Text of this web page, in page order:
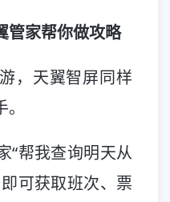
管家帮你做攻略
，天翼智屏同样
“帮我查询明天从
可获取班次、票